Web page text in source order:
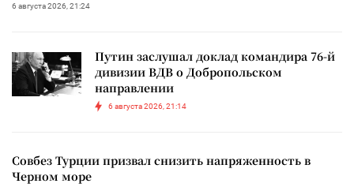
6 августа 2026, 21:24
Путин заслушал доклад командира 76-й
дивизии ВДВ о Добропольском
направлении
6 августа 2026, 21:14
Совбез Турции призвал снизить напряженность в
Черном море